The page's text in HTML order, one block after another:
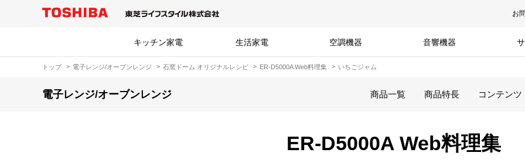
お
キッチン家電 生活家電 空調機器 音響機器
トップ 電子レンジ/オーブンレンジ 石窯ドーム オリジナルレシピ ER-D5000A Web料理集 いちごジャム
電子レンジ/オーブンレンジ 商品一覧 商品特長 コンテンツ
ER-D5000A Web料理集